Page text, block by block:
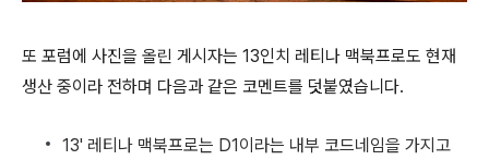
또 포럼에 사진을 올린 게시자는 13인치 레티나 맥북프로도 현재
생산 중이라 전하며 다음과 같은 코멘트를 덧붙였습니다.
13' 레티나 맥북프로는 D1이라는 내부 코드네임을 가지고